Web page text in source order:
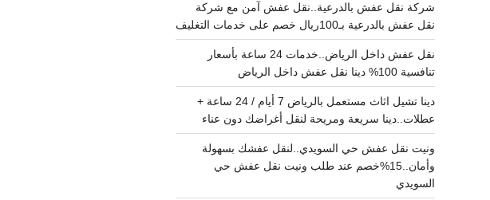
شركة نقل عفش بالدرعية..نقل عفش آمن مع شركة
نقل عفش بالدرعية بـ100ريال خصم على خدمات التغليف
نقل عفش داخل الرياض..خدمات 24 ساعة بأسعار
تنافسية 100% دينا نقل عفش داخل الرياض
دينا تشيل اثاث مستعمل بالرياض 7 أيام / 24 ساعة +
عطلات..دينا سريعة ومريحة لنقل أغراضك دون عناء
ونيت نقل عفش حي السويدي..لنقل عفشك بسهولة
وأمان..15%خصم عند طلب ونيت نقل عفش حي
السويدي